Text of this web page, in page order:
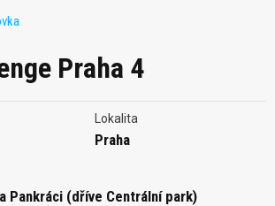
Praha 4
Lokalita
Praha
Pankráci (dříve Centrální park)